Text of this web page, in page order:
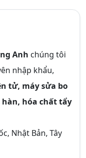
Anh chúng tôi
nhập khẩu,
tử, máy sửa bo
hóa chất tẩy
Nhật Bản, Tây